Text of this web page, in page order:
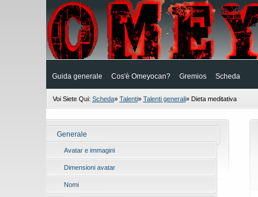
Guida generale Cos'è Omeyocan? Gremios Scheda
Voi Siete Qui: Scheda» Talenti» Talenti generali» Dieta meditativa
Generale
Avatar e immagini
Dimensioni avatar
Nomi